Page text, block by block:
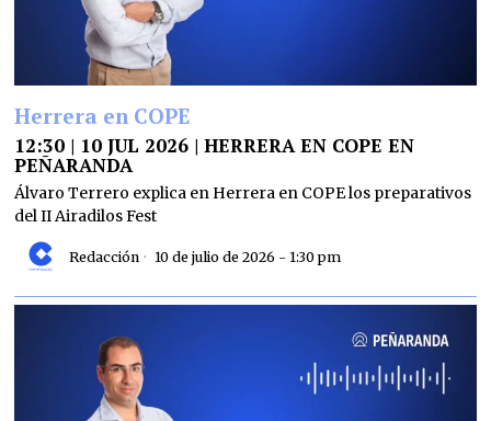
Herrera en COPE
12:30 | 10 JUL 2026 | HERRERA EN COPE EN
PEÑARANDA
Álvaro Terrero explica en Herrera en COPE los preparativos
del II Airadilos Fest
Redacción 10 de julio de 2026 - 1:30 pm